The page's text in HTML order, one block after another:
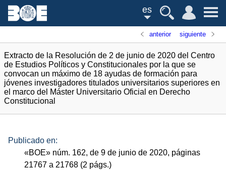
es
anterior siguiente
Extracto de la Resolución de 2 de junio de 2020 del Centro
de Estudios Políticos y Constitucionales por la que se
convocan un máximo de 18 ayudas de formación para
jóvenes investigadores titulados universitarios superiores en
el marco del Máster Universitario Oficial en Derecho
Constitucional
Publicado en:
«BOE» núm. 162, de 9 de junio de 2020, páginas
21767 a 21768 (2 págs.)